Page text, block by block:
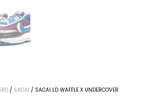
/ SACAI / SACAI LD WAFFLE X UNDERCOVER